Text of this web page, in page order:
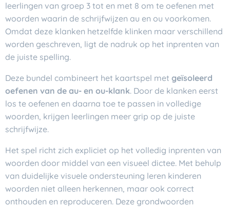
leerlingen van groep 3 tot en met 8 om te oefenen met
woorden waarin de schrijfwijzen au en ou voorkomen.
Omdat deze klanken hetzelfde klinken maar verschillend
worden geschreven, ligt de nadruk op het inprenten van
de juiste spelling.
Deze bundel combineert het kaartspel met geïsoleerd
oefenen van de au- en ou-klank. Door de klanken eerst
los te oefenen en daarna toe te passen in volledige
woorden, krijgen leerlingen meer grip op de juiste
schrijfwijze.
Het spel richt zich expliciet op het volledig inprenten van
woorden door middel van een visueel dictee. Met behulp
van duidelijke visuele ondersteuning leren kinderen
woorden niet alleen herkennen, maar ook correct
onthouden en reproduceren. Deze grondwoorden